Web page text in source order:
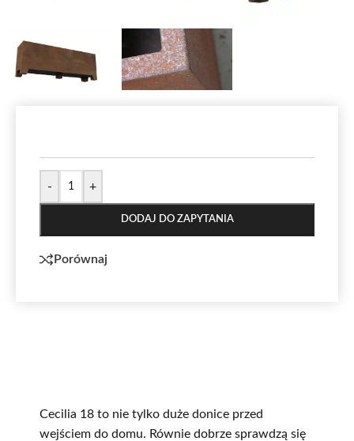
Cecilia 18 to nie tylko duże donice przed
wejściem do domu. Równie dobrze sprawdzą się
- +
DODAJ DO ZAPYTANIA
Porównaj